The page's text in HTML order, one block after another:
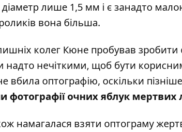
лише 1,5 мм і є занадто
вона більша.
колег Кюне пробував зробити
надто нечіткими, щоб бути
вбила оптографію, оскільки
фотографії очних яблук
намагалася взяти оптограму